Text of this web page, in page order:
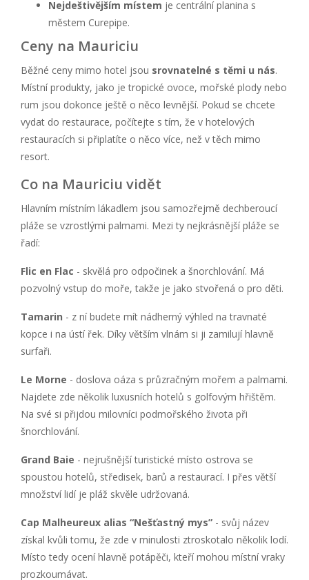
Nejdeštivějším místem je centrální planina s
městem Curepipe.
Ceny na Mauriciu
Běžné ceny mimo hotel jsou srovnatelné s těmi u nás.
Místní produkty, jako je tropické ovoce, mořské plody nebo
rum jsou dokonce ještě o něco levnější. Pokud se chcete
vydat do restaurace, počítejte s tím, že v hotelových
restauracích si připlatíte o něco více, než v těch mimo
resort.
Co na Mauriciu vidět
Hlavním místním lákadlem jsou samozřejmě dechberoucí
pláže se vzrostlými palmami. Mezi ty nejkrásnější pláže se
řadí:
Flic en Flac - skvělá pro odpočinek a šnorchlování. Má
pozvolný vstup do moře, takže je jako stvořená o pro děti.
Tamarin - z ní budete mít nádherný výhled na travnaté
kopce i na ústí řek. Díky větším vlnám si ji zamilují hlavně
surfaři.
Le Morne - doslova oáza s průzračným mořem a palmami.
Najdete zde několik luxusních hotelů s golfovým hřištěm.
Na své si přijdou milovníci podmořského života při
šnorchlování.
Grand Baie - nejrušnější turistické místo ostrova se
spoustou hotelů, středisek, barů a restaurací. I přes větší
množství lidí je pláž skvěle udržovaná.
Cap Malheureux alias “Nešťastný mys” - svůj název
získal kvůli tomu, že zde v minulosti ztroskotalo několik lodí.
Místo tedy ocení hlavně potápěči, kteří mohou místní vraky
prozkoumávat.